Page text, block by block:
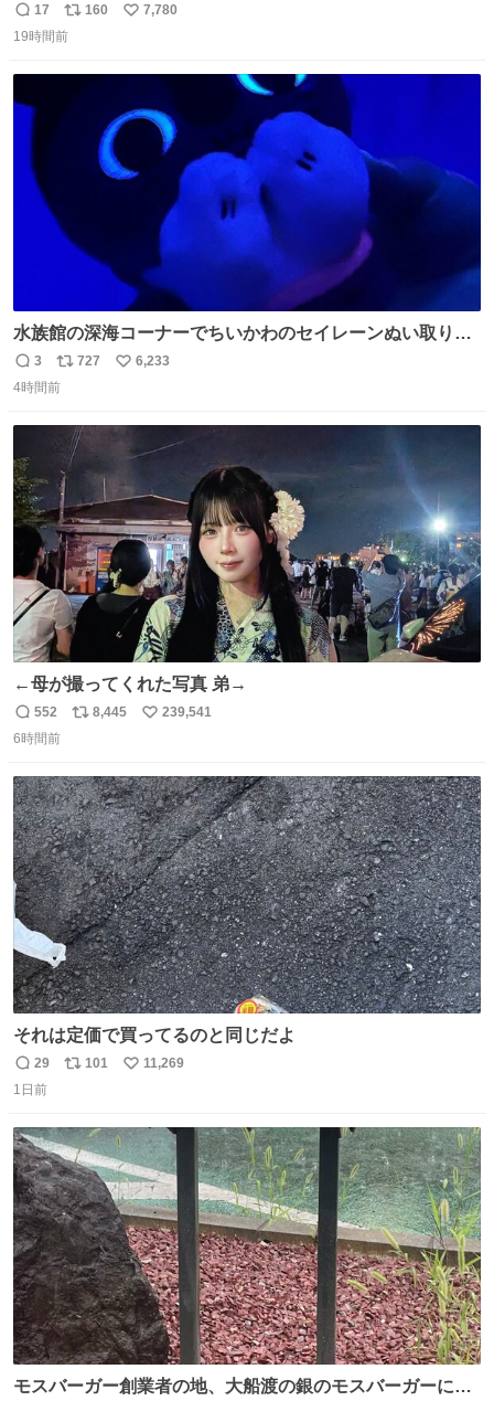
返
信
17
リ
ポ
160
い
7,780
19時間前
水族館の深海コーナーでちいかわのセイレーンぬい取り出
したら目光っててビビりました #ちいかわ
返
信
3
リ
ポ
数
727
い
数
6,233
4時間前
←母が撮ってくれた写真 弟→
返
信
552
リ
ト
数
8,445
い
数
239,541
6時間前
それは定価で買ってるのと同じだよ
返
信
29
リ
ト
数
101
い
数
11,269
1日前
モスバーガー創業者の地、大船渡の銀のモスバーガーに一